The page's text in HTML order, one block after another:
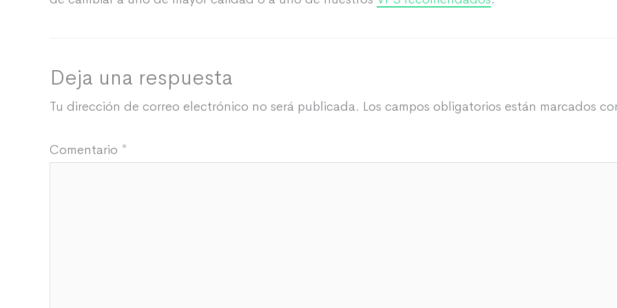
Deja una respuesta
Tu dirección de correo electrónico no será publicada. Los campos obligatorios están marcados
Comentario *